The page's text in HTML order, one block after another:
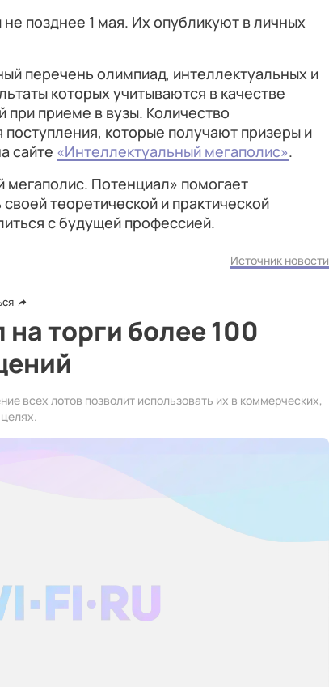
не позднее 1 мая. Их опубликуют в личных
перечень олимпиад, интеллектуальных и
которых учитываются в качестве
приеме в вузы. Количество
которые получают призеры и
сайте «Интеллектуальный мегаполис».
мегаполис. Потенциал» помогает
теоретической и практической
с будущей профессией.
Источник новости
торги более 100
всех лотов позволит использовать их в коммерческих,